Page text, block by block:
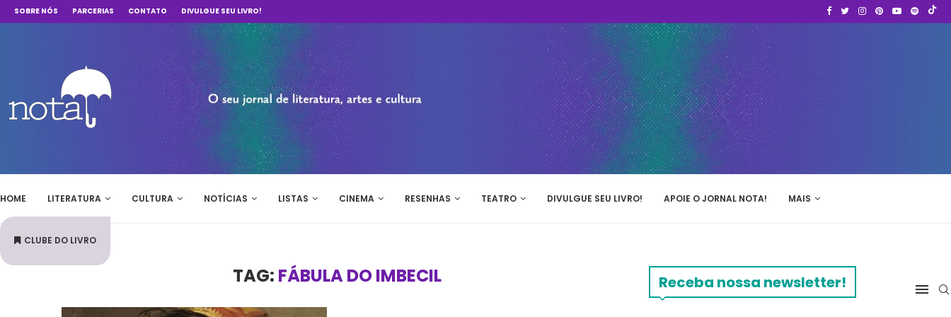
SOBRE NÓS PARCERIAS CONTATO DIVULGUE SEU LIVRO!
HOME LITERATURA CULTURA NOTÍCIAS LISTAS CINEMA RESENHAS TEATRO DIVULGUE SEU LIVRO! APOIE O JORNAL NOTA! MAIS
CLUBE DO LIVRO
TAG: FÁBULA DO IMBECIL Receba nossa newsletter!